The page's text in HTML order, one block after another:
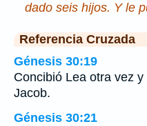
dado seis hijos. Y le
Referencia Cruzada
Génesis 30:19
Concibió Lea otra vez
Jacob.
Génesis 30:21